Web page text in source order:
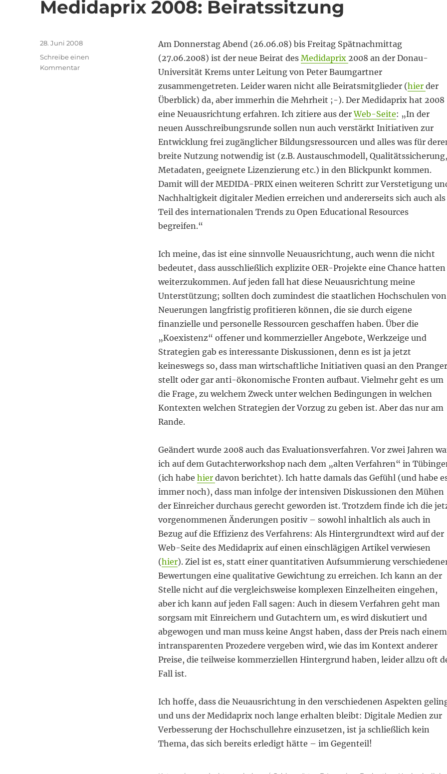
Medidaprix 2008: Beiratssitzung
Am Donnerstag Abend (26.06.08) bis Freitag Spätnachmittag
(27.06.2008) ist der neue Beirat des Medidaprix 2008 an der Donau-
Universität Krems unter Leitung von Peter Baumgartner
zusammengetreten. Leider waren nicht alle Beiratsmitglieder (hier der
Überblick) da, aber immerhin die Mehrheit ;-). Der Medidaprix hat 2008
eine Neuausrichtung erfahren. Ich zitiere aus derWeb-Seite: „In der
neuen Ausschreibungsrunde sollen nun auch verstärkt Initiativen zur
Entwicklung frei zugänglicher Bildungsressourcen und alles was für
breite Nutzung notwendig ist (z.B. Austauschmodell, Qualitätssicherung,
Metadaten, geeignete Lizenzierung etc.) in den Blickpunkt kommen.
Damit will der MEDIDA-PRIX einen weiteren Schritt zur Verstetigung
Nachhaltigkeit digitaler Medien erreichen und andererseits sich auch als
Teil des internationalen Trends zu Open Educational Resources
begreifen.“
Ich meine, das ist eine sinnvolle Neuausrichtung, auch wenn die nicht
bedeutet, dass ausschließlich explizite OER-Projekte eine Chance hatten
weiterzukommen. Auf jeden fall hat diese Neuausrichtung meine
Unterstützung; sollten doch zumindest die staatlichen Hochschulen von
Neuerungen langfristig profitieren können, die sie durch eigene
finanzielle und personelle Ressourcen geschaffen haben. Über die
„Koexistenz“ offener und kommerzieller Angebote, Werkzeige und
Strategien gab es interessante Diskussionen, denn es ist ja jetzt
keineswegs so, dass man wirtschaftliche Initiativen quasi an den Pranger
stellt oder gar anti-ökonomische Fronten aufbaut. Vielmehr geht es um
die Frage, zu welchem Zweck unter welchen Bedingungen in welchen
Kontexten welchen Strategien der Vorzug zu geben ist. Aber das nur am
Rande.
Geändert wurde 2008 auch das Evaluationsverfahren. Vor zwei Jahren
ich auf dem Gutachterworkshop nach dem „alten Verfahren“ in
(ich habe hier davon berichtet). Ich hatte damals das Gefühl (und habe
immer noch), dass man infolge der intensiven Diskussionen den Mühen
der Einreicher durchaus gerecht geworden ist. Trotzdem finde ich die
vorgenommenen Änderungen positiv – sowohl inhaltlich als auch in
Bezug auf die Effizienz des Verfahrens: Als Hintergrundtext wird auf der
Web-Seite des Medidaprix auf einen einschlägigen Artikel verwiesen
(hier). Ziel ist es, statt einer quantitativen Aufsummierung
Bewertungen eine qualitative Gewichtung zu erreichen. Ich kann an der
Stelle nicht auf die vergleichsweise komplexen Einzelheiten eingehen,
aber ich kann auf jeden Fall sagen: Auch in diesem Verfahren geht man
sorgsam mit Einreichern und Gutachtern um, es wird diskutiert und
abgewogen und man muss keine Angst haben, dass der Preis nach einem
intransparenten Prozedere vergeben wird, wie das im Kontext anderer
Preise, die teilweise kommerziellen Hintergrund haben, leider allzu oft
Fall ist.
Ich hoffe, dass die Neuausrichtung in den verschiedenen Aspekten
und uns der Medidaprix noch lange erhalten bleibt: Digitale Medien zur
Verbesserung der Hochschullehre einzusetzen, ist ja schließlich kein
Thema, das sich bereits erledigt hätte – im Gegenteil!
Veröffentlicht
am
28. Juni 2008
Schreibe einen
Kommentarzu